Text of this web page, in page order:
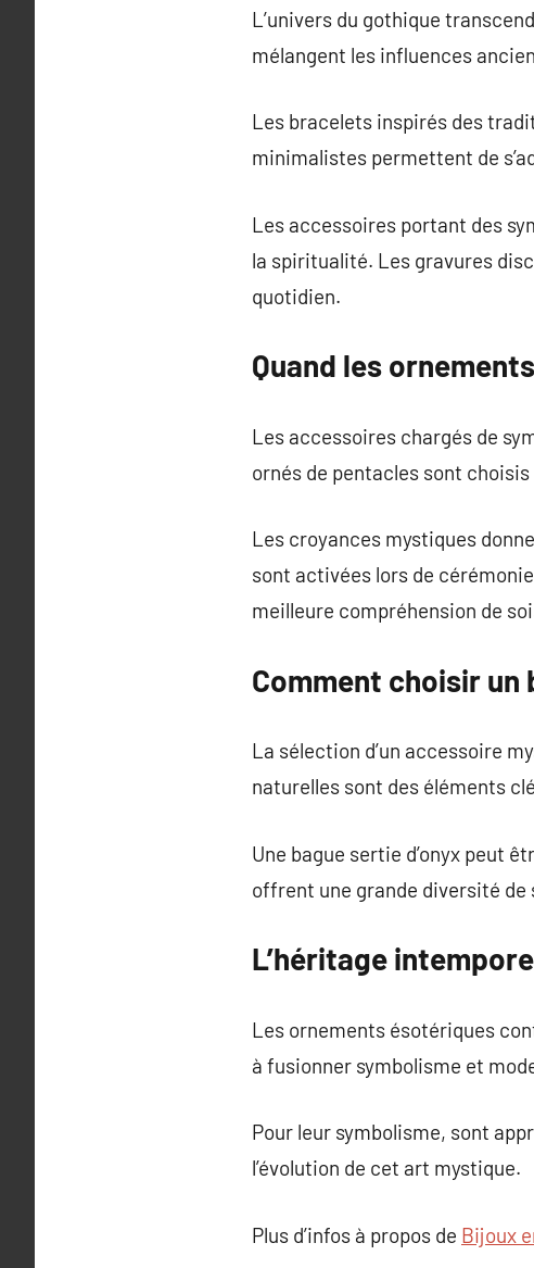
L’univers du gothique
mélangent les influences
Les bracelets inspirés des
minimalistes permettent de
Les accessoires portant des
la spiritualité. Les gravures
quotidien.
Quand les
Les accessoires chargés de
ornés de pentacles sont
Les croyances mystiques
sont activées lors de
meilleure compréhension de
Comment choisir un
La sélection d’un accessoire
naturelles sont des éléments
Une bague sertie d’onyx peut
offrent une grande diversité de
L’héritage
Les ornements ésotériques
à fusionner symbolisme et
Pour leur symbolisme, sont
l’évolution de cet art mystique.
Plus d’infos à propos de Bijoux